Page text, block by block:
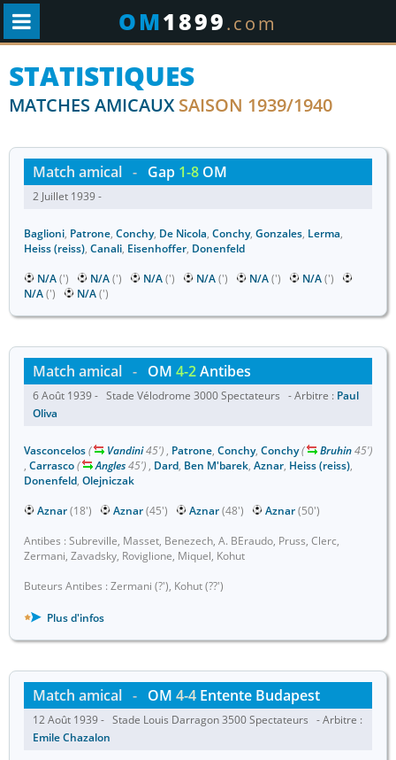
OM1899.com
STATISTIQUES
MATCHES AMICAUXSAISON 1939/1940
Match amical - Gap 1-8 OM
2 Juillet 1939 -
Baglioni, Patrone, Conchy, De Nicola, Conchy, Gonzales, Lerma,
Heiss (reiss), Canali, Eisenhoffer, Donenfeld
N/A(') N/A(') N/A(') N/A(') N/A(') N/A(')
N/A(') N/A(')
Match amical - OM 4-2Antibes
6 Août 1939 - Stade Vélodrome 3000 Spectateurs - Arbitre : Paul
Oliva
Vasconcelos( Vandini45') , Patrone, Conchy, Conchy( Bruhin45')
, Carrasco( Angles45') , Dard, Ben M'barek, Aznar, Heiss (reiss),
Donenfeld, Olejniczak
Aznar(18') Aznar(45') Aznar(48') Aznar(50')
Antibes : Subreville, Masset, Benezech, A. BEraudo, Pruss, Clerc,
Zermani, Zavadsky, Roviglione, Miquel, Kohut
Buteurs Antibes : Zermani (?'), Kohut (??')
Plus d'infos
Match amical - OM 4-4 Entente Budapest
12 Août 1939 - Stade Louis Darragon 3500 Spectateurs - Arbitre :
Emile Chazalon